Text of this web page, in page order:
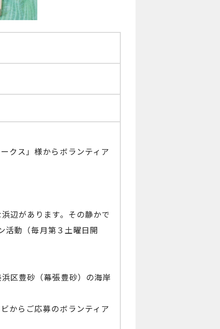
クス」様からボランティア
辺があります。その静かで
活動（毎月第３土曜日開
区豊砂（幕張豊砂）の海岸
からご応募のボランティア